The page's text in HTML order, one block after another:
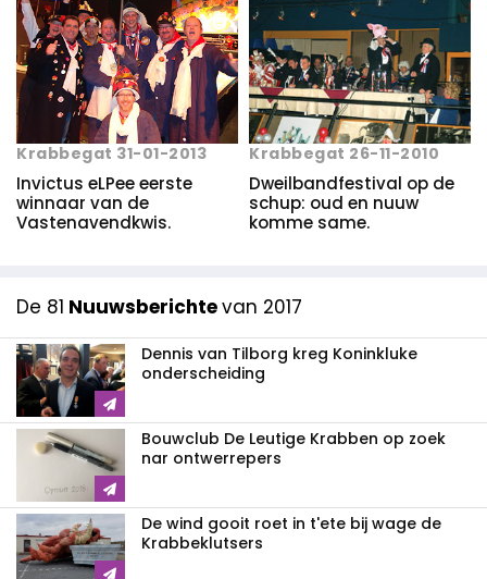
Krabbegat 31-01-2013
Invictus eLPee eerste
winnaar van de
Vastenavendkwis.
Krabbegat 26-11-2010
Dweilbandfestival op de
schup: oud en nuuw
komme same.
De 81 Nuuwsberichtevan 2017
Dennis van Tilborg kreg Koninkluke
onderscheiding
Bouwclub De Leutige Krabben op zoek
nar ontwerrepers
De wind gooit roet in t'ete bij wage de
Krabbeklutsers